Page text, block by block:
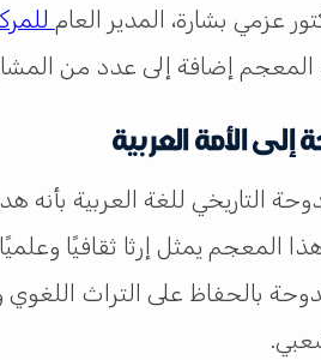
عزمي بشارة، المدير العام
المعجم إضافة إلى عدد من
الأمة العربية
للغة العربية بأنه
المعجم يمثل إرثا ثقافيًا
بالحفاظ على التراث